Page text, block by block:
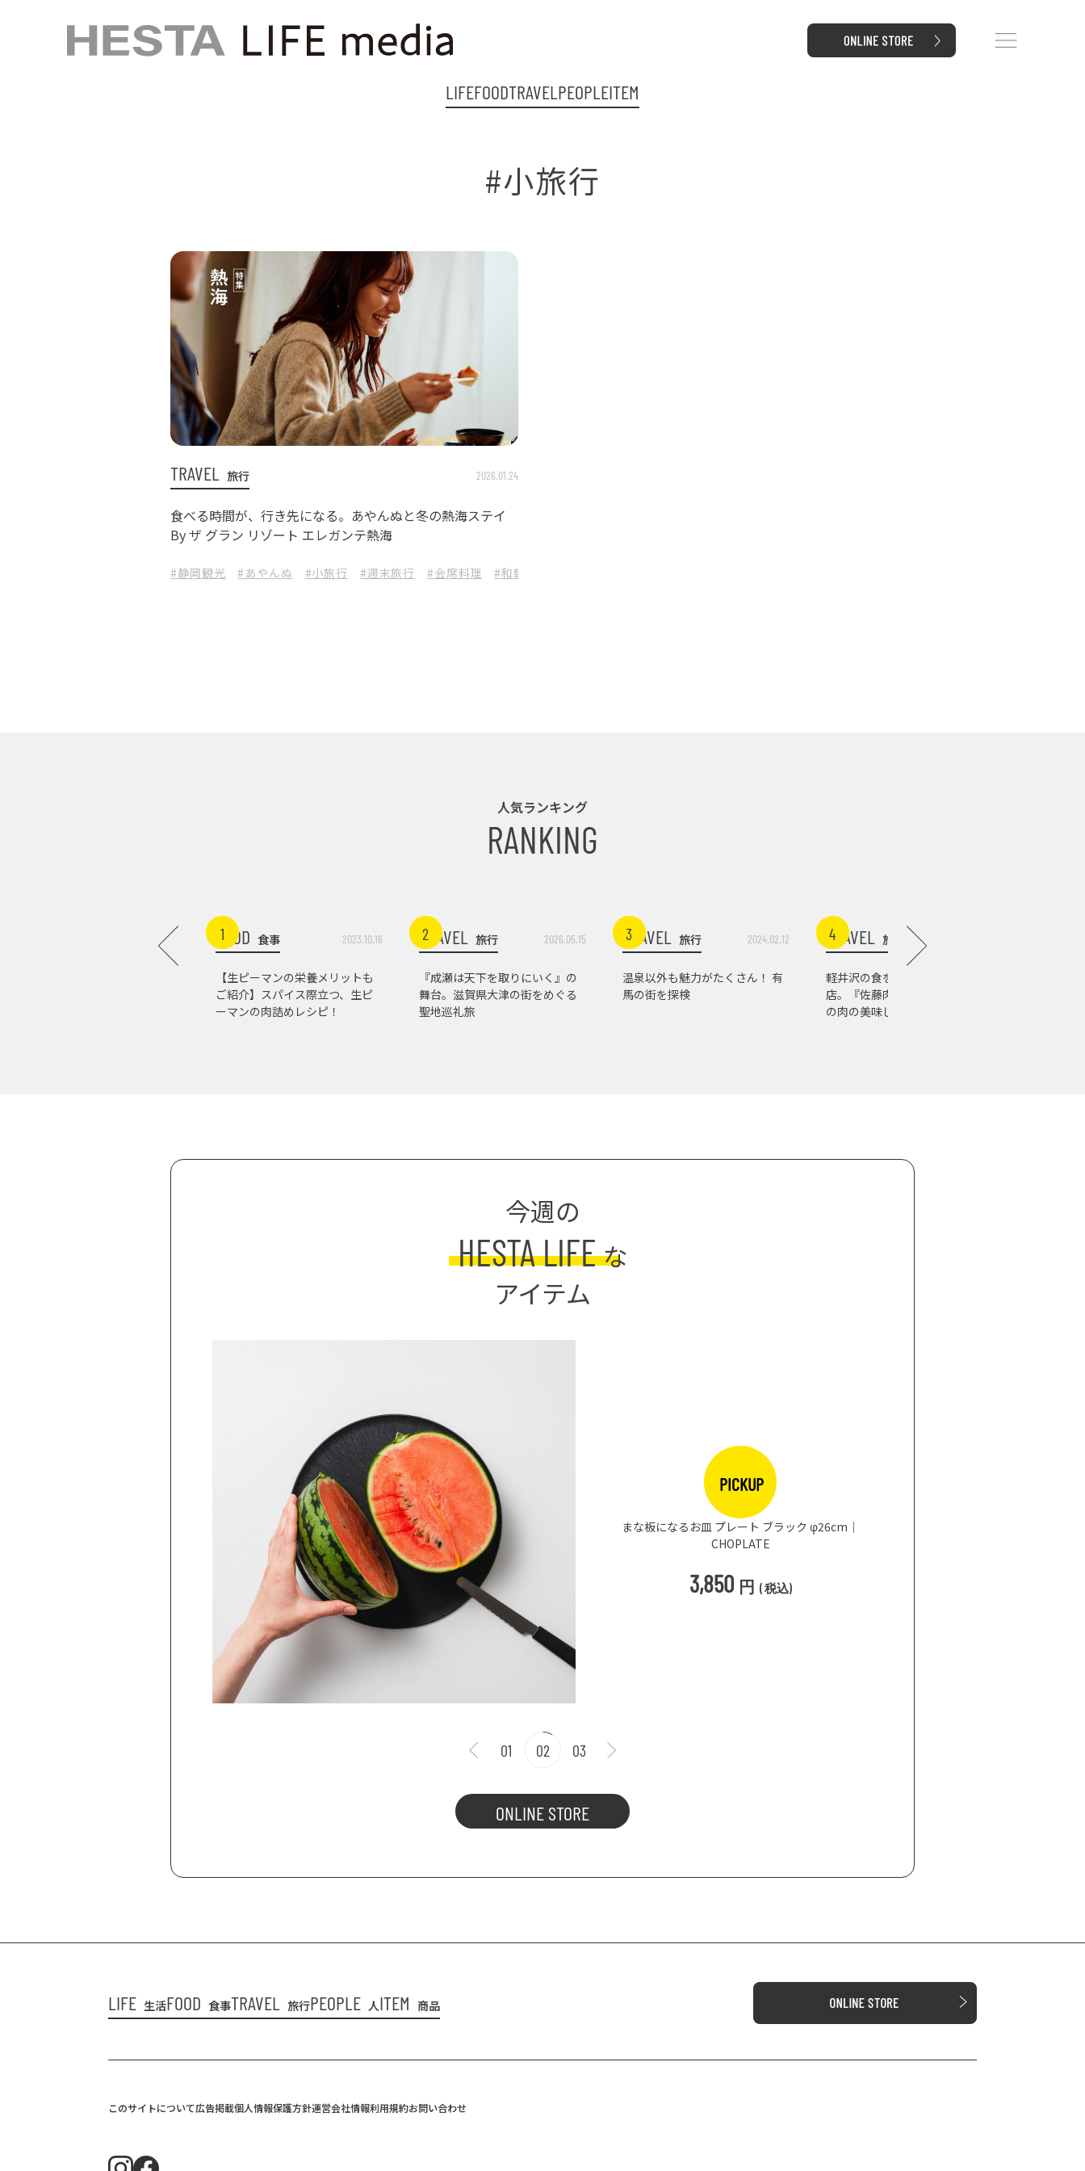
LIFEFOODTRAVELPEOPLEITEM
#小旅行
TRAVEL 旅行 2026.01.24
食べる時間が、行き先になる。あやんぬと冬の熱海ステイ
By ザ グラン リゾート エレガンテ熱海
#静岡観光 #あやんぬ #小旅行 #週末旅行 #会席料理 #和朝食
人気ランキング
RANKING
1FOOD 食事 2023.10.16
【生ピーマンの栄養メリットも
ご紹介】スパイス際立つ、生ピ
ーマンの肉詰めレシピ！
2
TRAVEL 旅行 2026.05.15
『成瀬は天下を取りにいく』の
舞台。滋賀県大津の街をめぐる
聖地巡礼旅
3
TRAVEL 旅行 2024.02.12
温泉以外も魅力がたくさん！ 有
馬の街を探検
4
TRAVEL 旅行
軽井沢の食を支える老舗精肉
店。『佐藤肉店』で知る、信州
の肉の美味しさ
今週の
HESTA LIFEな
アイテム
PICKUP
まな板になるお皿 プレート ブラック φ26cm｜
CHOPLATE
3,850 円 (税込)
01 02 03
ONLINE STORE
LIFE 生活FOOD 食事TRAVEL 旅行PEOPLE 人ITEM 商品
このサイトについて広告掲載個人情報保護方針運営会社情報利用規約お問い合わせ